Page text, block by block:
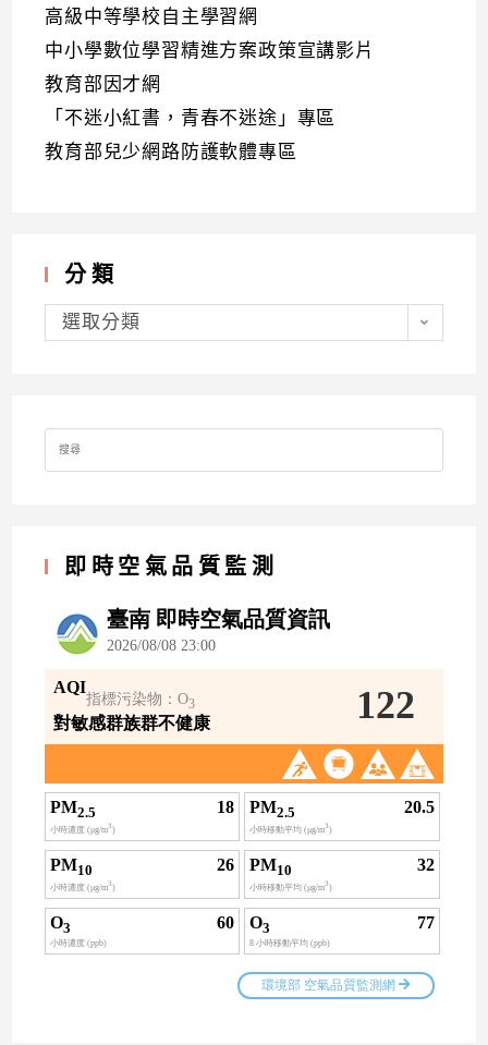
高級中等學校自主學習網
中小學數位學習精進方案政策宣講影片
教育部因才網
「不迷小紅書，青春不迷途」專區
教育部兒少網路防護軟體專區
分類
分
類選取分類
Search
for:
即時空氣品質監測